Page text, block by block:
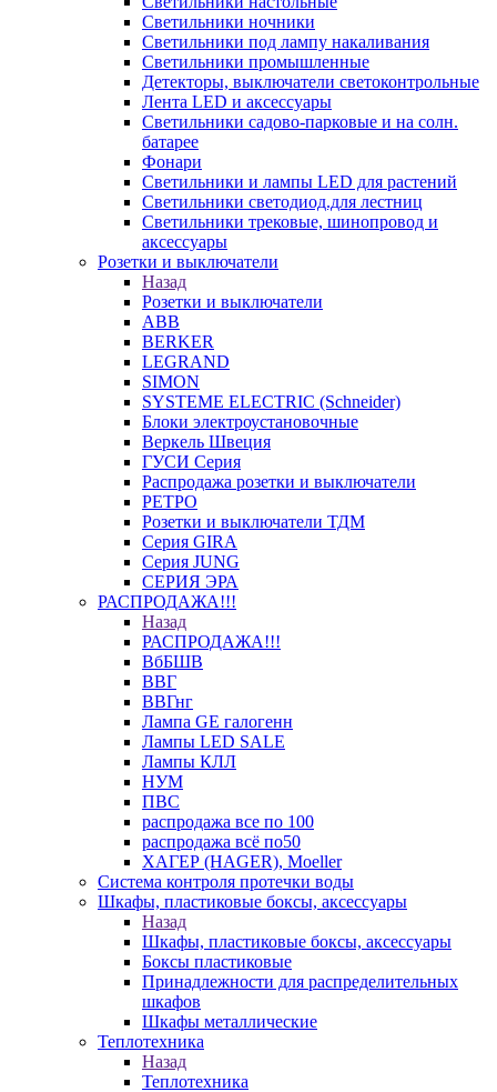
Светильники ночники
Светильники под лампу накаливания
Светильники промышленные
Детекторы, выключатели светоконтрольные
Лента LED и аксессуары
Светильники садово-парковые и на солн.
батарее
Фонари
Светильники и лампы LED для растений
Светильники светодиод.для лестниц
Светильники трековые, шинопровод и
аксессуары
Розетки и выключатели
Назад
Розетки и выключатели
ABB
BERKER
LEGRAND
SIMON
SYSTEME ELECTRIC (Schneider)
Блоки электроустановочные
Веркель Швеция
ГУСИ Серия
Распродажа розетки и выключатели
РЕТРО
Розетки и выключатели ТДМ
Серия GIRA
Серия JUNG
СЕРИЯ ЭРА
РАСПРОДАЖА!!!
Назад
РАСПРОДАЖА!!!
ВбБШВ
ВВГ
ВВГнг
Лампа GE галогенн
Лампы LED SALE
Лампы КЛЛ
НУМ
ПВС
распродажа все по 100
распродажа всё по50
ХАГЕР (HAGER), Moeller
Система контроля протечки воды
Шкафы, пластиковые боксы, аксессуары
Назад
Шкафы, пластиковые боксы, аксессуары
Боксы пластиковые
Принадлежности для распределительных
шкафов
Шкафы металлические
Теплотехника
Назад
Теплотехника